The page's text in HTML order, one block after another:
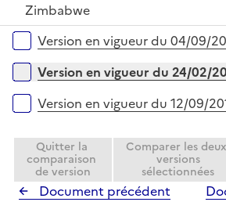
Zimbabwe
Versions sur la période
Version en vigueur du 04/09/
Version en vigueur du 24/02/
Version en vigueur du 12/09/
Quitter la
comparaison
de version
Comparer les deux
versions
sélectionnées
Document précédent